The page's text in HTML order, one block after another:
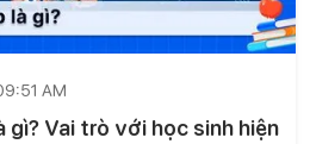
AM
gì? Vai trò với học sinh hiện